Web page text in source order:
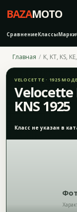
BAZAMOTO
СравнениеКлассыМарки
Главная K, KT, KS,
VELOCETTE · 1925
Velocette
KNS 1925
Класс не указан в